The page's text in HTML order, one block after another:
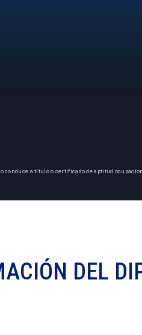
conduce a título o certificado de aptitud
DEL